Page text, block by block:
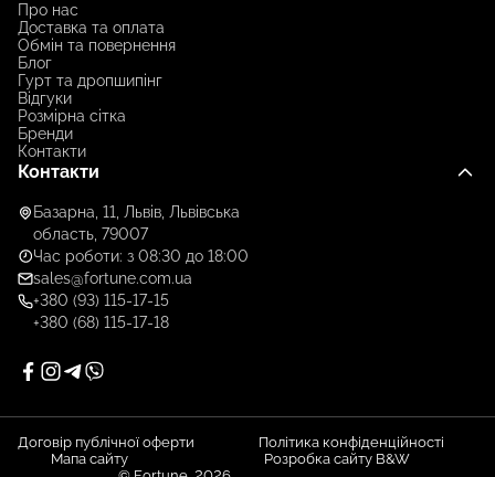
Про нас
Доставка та оплата
Обмін та повернення
Блог
Гурт та дропшипінг
Відгуки
Розмірна сітка
Бренди
Контакти
Контакти
Базарна, 11, Львів, Львівська
область, 79007
Час роботи: з 08:30 до 18:00
sales@fortune.com.ua
+380 (93) 115-17-15
+380 (68) 115-17-18
Договір публічної оферти
Політика конфіденційності
Мапа сайту
Розробка сайту B&W